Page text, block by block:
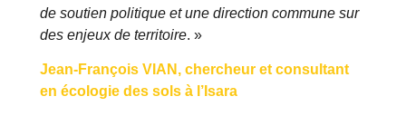
de soutien politique et une direction commune sur
des enjeux de territoire. »
Jean-François VIAN, chercheur et consultant
en écologie des sols à l’Isara